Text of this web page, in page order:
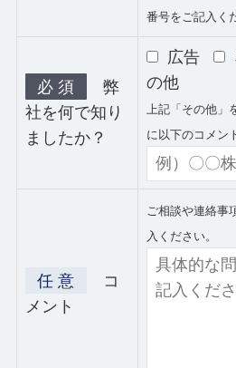
番号をご記入く
必 須
弊
社を何で知り
ましたか？
広告
の他
上記「その他」
に以下のコメン
任 意
コ
メント
ご相談や連絡事
入ください。